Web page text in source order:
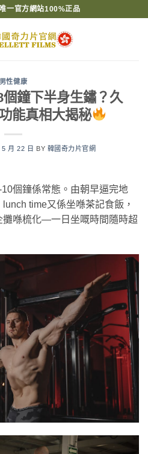
一官方網站100%正品
男性健康
鐘下半身生鏽？久
能真相大揭秘
月 22 日 BY 韓國奇力片官網
個鐘係常態。由朝早逼完地
time又係坐喺茶記食飯，
攤喺梳化—一日坐嘅時間隨時超